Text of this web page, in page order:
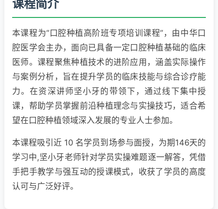
课程简介
本课程为“口腔种植高阶班专项培训课程”，由中华口
腔医学会主办，面向已具备一定口腔种植基础的临床
医师。课程聚焦种植技术的进阶应用，涵盖实际操作
与案例分析，旨在提升学员的临床技能与综合诊疗能
力。在资深讲师坚小牙的带领下，通过线下集中授
课，帮助学员掌握前沿种植理念与实操技巧，适合希
望在口腔种植领域深入发展的专业人士参加。
本课程吸引近 10 名学员到场参与面授，为期146天的
学习中,坚小牙老师针对学员实操难题逐一解答，凭借
手把手教学与强互动的授课模式，收获了学员的高度
认可与广泛好评。